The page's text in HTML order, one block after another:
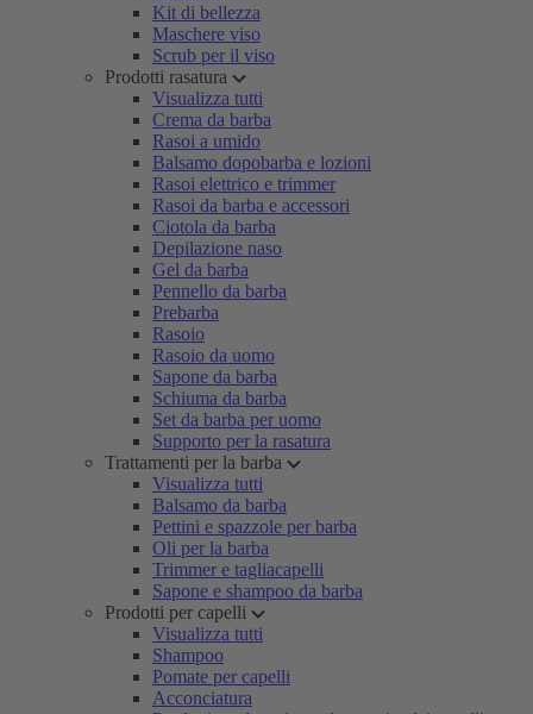
Kit di bellezza
Maschere viso
Scrub per il viso
Prodotti rasatura
Visualizza tutti
Crema da barba
Rasoi a umido
Balsamo dopobarba e lozioni
Rasoi elettrico e trimmer
Rasoi da barba e accessori
Ciotola da barba
Depilazione naso
Gel da barba
Pennello da barba
Prebarba
Rasoio
Rasoio da uomo
Sapone da barba
Schiuma da barba
Set da barba per uomo
Supporto per la rasatura
Trattamenti per la barba
Visualizza tutti
Balsamo da barba
Pettini e spazzole per barba
Oli per la barba
Trimmer e tagliacapelli
Sapone e shampoo da barba
Prodotti per capelli
Visualizza tutti
Shampoo
Pomate per capelli
Acconciatura